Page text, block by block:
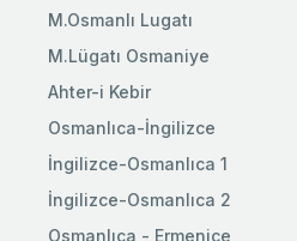
M.Osmanlı Lugatı
M.Lügatı Osmaniye
Ahter-i Kebir
Osmanlıca-İngilizce
İngilizce-Osmanlıca 1
İngilizce-Osmanlıca 2
Osmanlıca - Ermenice